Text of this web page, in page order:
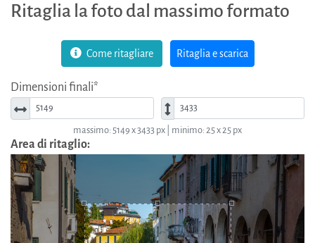
Ritaglia la foto dal massimo formato
Dimensioni finali*
Larghezza*
Altezza*
massimo: 5149 x 3433 px | minimo: 25 x 25 px
Come ritagliare Ritaglia e scarica
Area di ritaglio: